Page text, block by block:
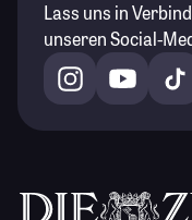
Lass uns in
unseren Social-